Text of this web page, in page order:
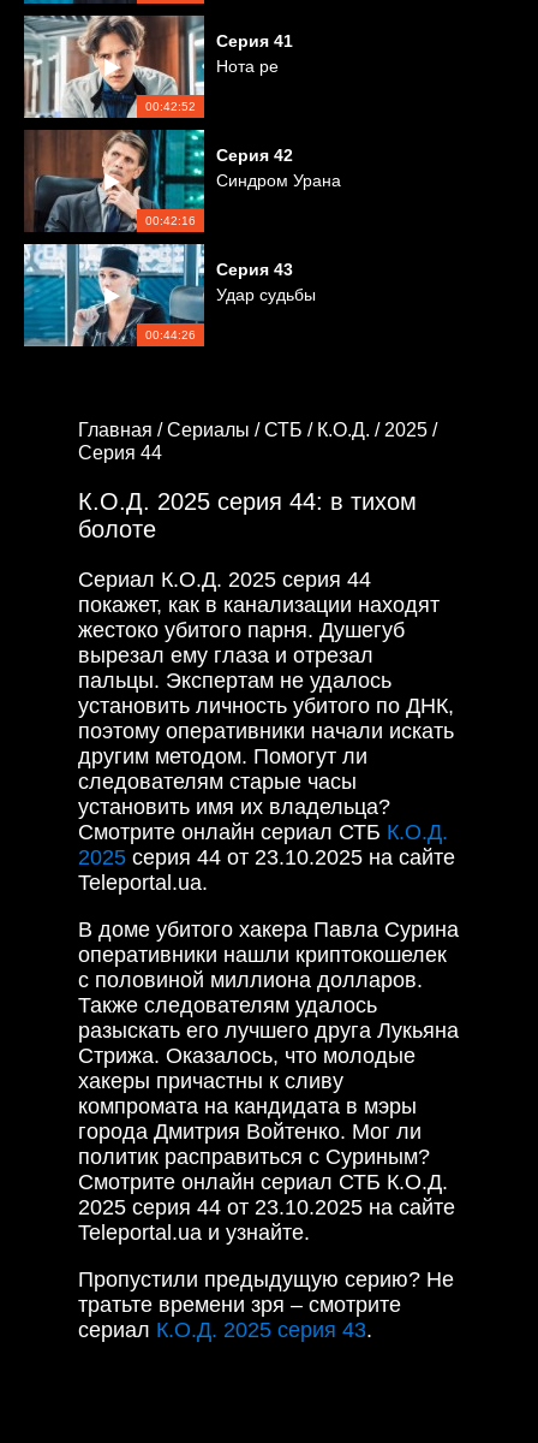
00:42:52
Серия 41
Нота ре
00:42:16
Серия 42
Синдром Урана
00:44:26
Серия 43
Удар судьбы
Главная /Сериалы /СТБ / К.О.Д. / 2025 /
Серия 44
К.О.Д. 2025 серия 44: в тихом
болоте
Сериал К.О.Д. 2025 серия 44
покажет, как в канализации находят
жестоко убитого парня. Душегуб
вырезал ему глаза и отрезал
пальцы. Экспертам не удалось
установить личность убитого по ДНК,
поэтому оперативники начали искать
другим методом. Помогут ли
следователям старые часы
установить имя их владельца?
Смотрите онлайн сериал СТБ К.О.Д.
2025 серия 44 от 23.10.2025 на сайте
Teleportal.ua.
В доме убитого хакера Павла Сурина
оперативники нашли криптокошелек
с половиной миллиона долларов.
Также следователям удалось
разыскать его лучшего друга Лукьяна
Стрижа. Оказалось, что молодые
хакеры причастны к сливу
компромата на кандидата в мэры
города Дмитрия Войтенко. Мог ли
политик расправиться с Суриным?
Смотрите онлайн сериал СТБ К.О.Д.
2025 серия 44 от 23.10.2025 на сайте
Teleportal.ua и узнайте.
Пропустили предыдущую серию? Не
тратьте времени зря – смотрите
сериал К.О.Д. 2025 серия 43.